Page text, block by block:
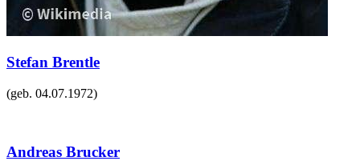
Stefan Brentle
(geb. 04.07.1972)
Andreas Brucker